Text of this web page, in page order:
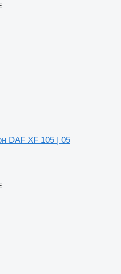
DAF XF 105 | 05